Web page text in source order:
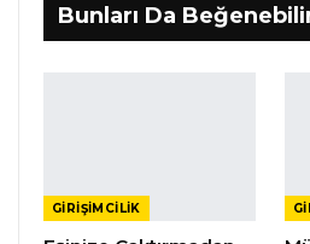
Bunları Da
GIRIŞIMCILIK